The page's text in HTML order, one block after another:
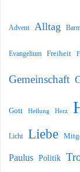
Advent Alltag
Evangelium Freiheit
Gemeinschaft
Gott Heilung Herz
Licht Liebe
Paulus Politik